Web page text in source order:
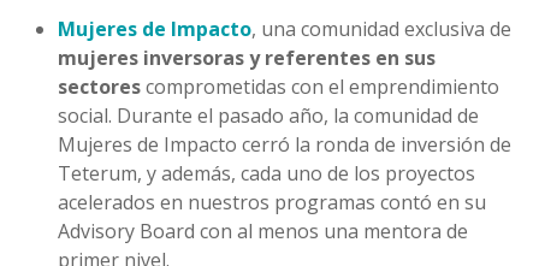
Mujeres de Impacto, una comunidad exclusiva de
mujeres inversoras y referentes en sus
sectorescomprometidas con el emprendimiento
social. Durante el pasado año, la comunidad de
Mujeres de Impacto cerró la ronda de inversión de
Teterum, y además, cada uno de los proyectos
acelerados en nuestros programas contó en su
Advisory Board con al menos una mentora de
primer nivel.